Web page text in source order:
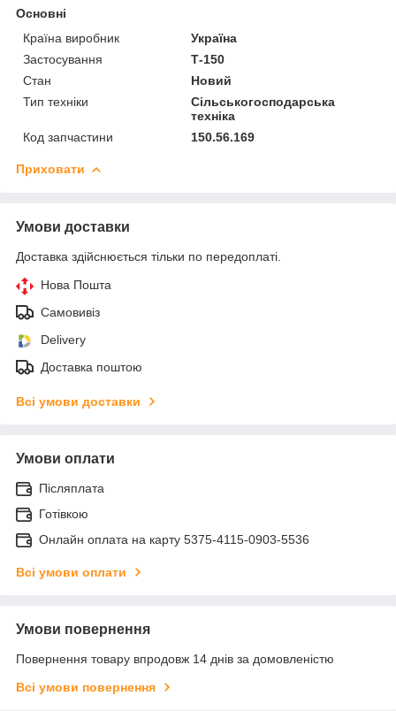
Основні
Країна виробник
Україна
Застосування
Т-150
Стан
Новий
Тип техніки
Сільськогосподарська
техніка
Код запчастини
150.56.169
Приховати
Умови доставки
Доставка здійснюється тільки по передоплаті.
Нова Пошта
Самовивіз
Delivery
Доставка поштою
Всі умови доставки
Умови оплати
Післяплата
Готівкою
Онлайн оплата на карту 5375-4115-0903-5536
Всі умови оплати
Умови повернення
Повернення товару впродовж 14 днів за домовленістю
Всі умови повернення